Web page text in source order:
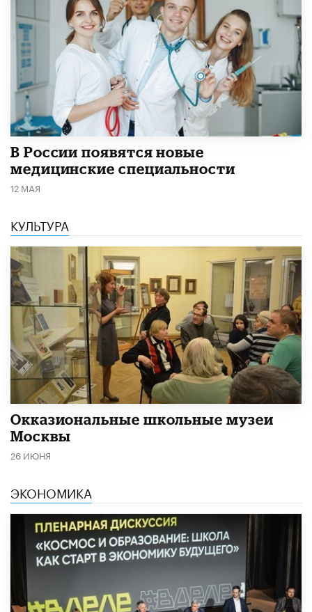
В России появятся новые
медицинские специальности
12 МАЯ
КУЛЬТУРА
​Окказиональные школьные музеи
Москвы
26 ИЮНЯ
ЭКОНОМИКА